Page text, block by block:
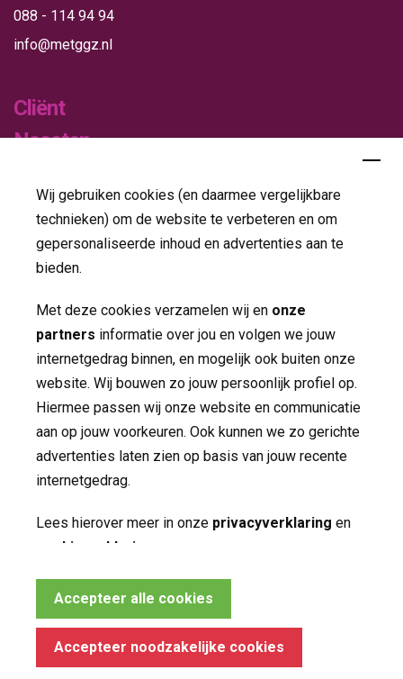
Wij gebruiken cookies (en daarmee vergelijkbare
technieken) om de website te verbeteren en om
gepersonaliseerde inhoud en advertenties aan te
bieden.
Met deze cookies verzamelen wij en onze
partners informatie over jou en volgen we jouw
internetgedrag binnen, en mogelijk ook buiten onze
website. Wij bouwen zo jouw persoonlijk profiel op.
Hiermee passen wij onze website en communicatie
aan op jouw voorkeuren. Ook kunnen we zo gerichte
advertenties laten zien op basis van jouw recente
internetgedrag.
Lees hierover meer in onze privacyverklaring en
cookieverklaring
Noodzakelijke cookies
van de website en kunnen conform de wet niet
Accepteer alle cookies
Accepteer noodzakelijke cookies
088 - 114 94 94
info@metggz.nl
Cliënt
Naasten
Publicaties
Folders
Nieuws
Contact
Volg ons op
Privacy
Disclaimer
Made by ivengi